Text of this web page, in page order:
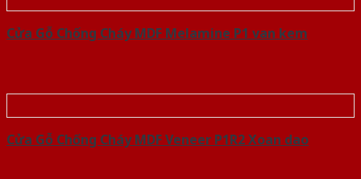
Cửa Gỗ Chống Cháy MDF Melamine P1 van kem
Cửa Gỗ Chống Cháy MDF Veneer P1R2 Xoan dao